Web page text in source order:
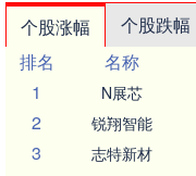
个股涨幅 个股跌幅
排名
名称
1
N展芯
2 锐翔智能
3 志特新材